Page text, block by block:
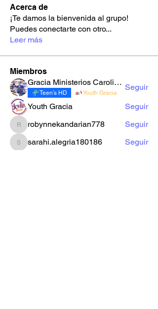
Acerca de
¡Te damos la bienvenida al grupo!
Puedes conectarte con otro...
Leer más
Miembros
Gracia Ministerios Carolingia
Teen’s HD Youth Gracia
Seguir
Youth Gracia Seguir
robynnekandarian778
robynnekandarian778 Seguir
sarahi.alegria180186
sarahi.alegria180186
Seguir